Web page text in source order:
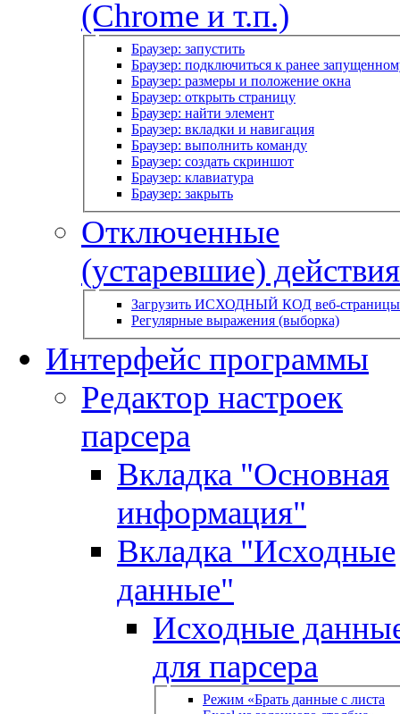
(Chrome и т.п.)
Браузер: запустить
Браузер: подключиться к ранее
Браузер: размеры и положение окна
Браузер: открыть страницу
Браузер: найти элемент
Браузер: вкладки и навигация
Браузер: выполнить команду
Браузер: создать скриншот
Браузер: клавиатура
Браузер: закрыть
Отключенные
(устаревшие) действия
Загрузить ИСХОДНЫЙ КОД веб-страницы
Регулярные выражения (выборка)
Интерфейс программы
Редактор настроек
парсера
Вкладка "Основная
информация"
Вкладка "Исходные
данные"
Исходные
для парсера
Режим «Брать данные с листа